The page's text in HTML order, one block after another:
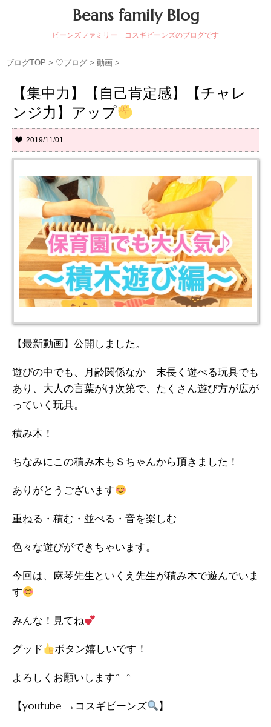
Beans family Blog
ビーンズファミリー コスギビーンズのブログです
ブログTOP > ♡ブログ > 動画 >
【集中力】【自己肯定感】【チャレ
ンジ力】アップ
2019/11/01
【最新動画】公開しました。
遊びの中でも、月齢関係なか 末長く遊べる玩具でも
あり、大人の言葉がけ次第で、たくさん遊び方が広が
っていく玩具。
積み木！
ちなみにこの積み木もＳちゃんから頂きました！
ありがとうございます
重ねる・積む・並べる・音を楽しむ
色々な遊びができちゃいます。
今回は、麻琴先生といくえ先生が積み木で遊んでいま
す
みんな！見てね
グッド ボタン嬉しいです！
よろしくお願いします^_^
【youtube →コスギビーンズ 】